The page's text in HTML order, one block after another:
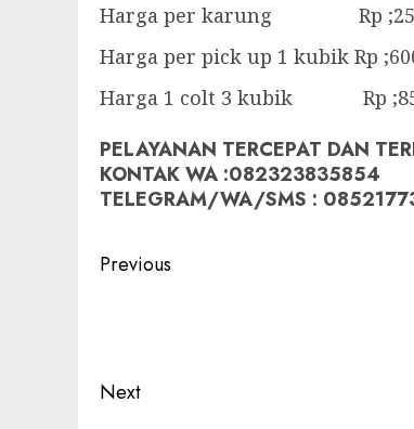
Harga per karung Rp
Harga per pick up 1 kubik Rp
Harga 1 colt 3 kubik Rp
PELAYANAN TERCEPAT DAN
KONTAK WA :082323835854
TELEGRAM/WA/SMS :
Post
Previous
Next